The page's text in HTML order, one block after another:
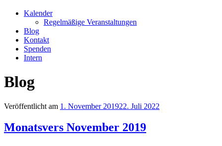
Kalender
Regelmäßige Veranstaltungen
Blog
Kontakt
Spenden
Intern
Blog
Veröffentlicht am 1. November 201922. Juli 2022
Monatsvers November 2019